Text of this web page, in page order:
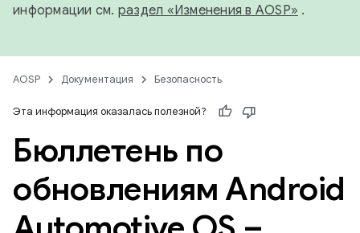
информации см. раздел «Изменения в AOSP» .
AOSP Документация Безопасность
Эта информация оказалась полезной?
Бюллетень по
обновлениям Android